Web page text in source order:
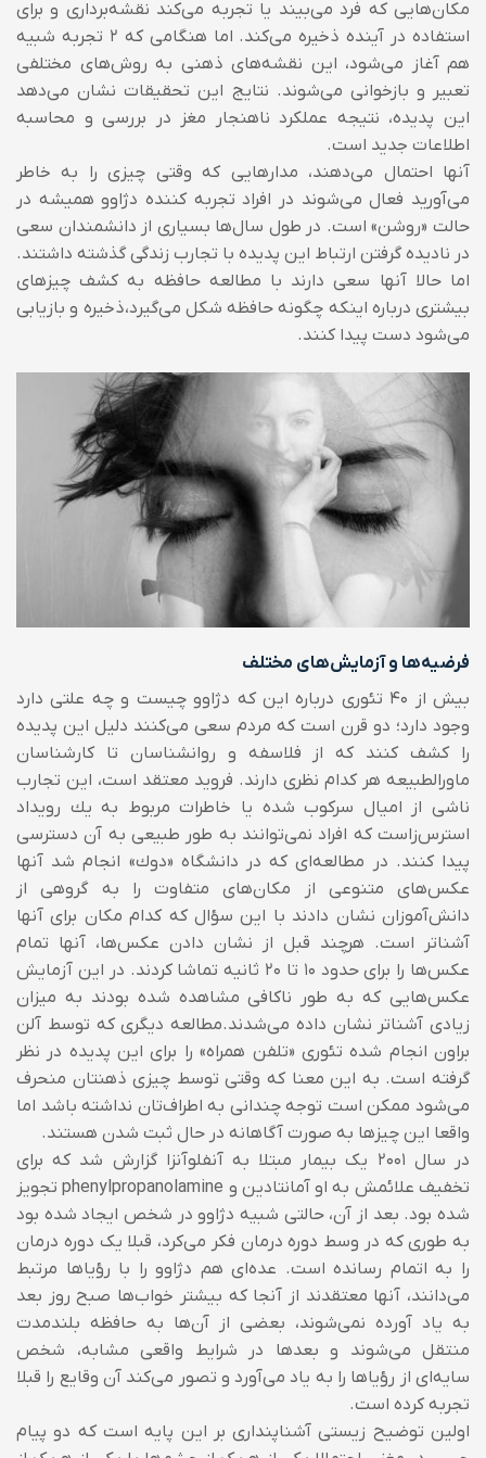
مكان‌هایی كه فرد می‌بیند یا تجربه می‌كند نقشه‌برداری و برای
استفاده در آینده ذخیره می‌کند. اما هنگامی که 2 تجربه شبیه
هم آغاز می‌شود، این نقشه‌های ذهنی به روش‌های مختلفی
تعبیر و بازخوانی می‌شوند. نتایج این تحقیقات نشان می‌دهد
این پدیده، نتیجه عملکرد ناهنجار مغز در بررسی و محاسبه
اطلاعات جدید است.
آنها احتمال می‌دهند، مدارهایی كه وقتی چیزی را به خاطر
می‌آورید فعال می‌شوند در افراد تجربه كننده دژاوو همیشه در
حالت «روشن» است. در طول سال‌ها بسیاری از دانشمندان سعی
در نادیده گرفتن ارتباط این پدیده با تجارب زندگی گذشته داشتند.
اما حالا آنها سعی دارند با مطالعه حافظه به كشف چیزهای
بیشتری درباره اینكه چگونه حافظه شكل می‌گیرد،‌ذخیره و بازیابی
می‌شود دست پیدا كنند.
فرضیه‌ها و آزمایش‌های مختلف
بیش از ۴۰ تئوری درباره این كه دژاوو چیست و چه علتی دارد
وجود دارد؛ دو قرن است كه مردم سعی می‌كنند دلیل این پدیده
را كشف كنند که از فلاسفه و روانشناسان تا كارشناسان
ماورالطبیعه هر كدام نظری دارند. فروید معتقد است، این تجارب
ناشی از امیال سركوب شده یا خاطرات مربوط به یك رویداد
استرس‌زاست كه افراد نمی‌توانند به طور طبیعی به آن دسترسی
پیدا كنند. در مطالعه‌ای كه در دانشگاه «دوك» انجام شد آنها
عكس‌های متنوعی از مكان‌های متفاوت را به گروهی از
دانش‌‌آموزان نشان دادند با این سؤال كه كدام مكان برای آنها
آشناتر است. هرچند قبل از نشان دادن عكس‌ها، آنها تمام
عكس‌ها را برای حدود 10 تا 20 ثانیه تماشا كردند. در این آزمایش
عكس‌هایی كه به طور ناكافی مشاهده شده بودند به میزان
زیادی آشناتر نشان داده می‌شدند.مطالعه دیگری كه توسط آلن
براون انجام شده تئوری «تلفن همراه» را برای این پدیده در نظر
گرفته است. به این معنا كه وقتی توسط چیزی ذهنتان منحرف
می‌شود ممكن است توجه چندانی به اطراف‌تان نداشته باشد اما
واقعا این چیزها به صورت آگاهانه در حال ثبت شدن هستند.
در سال ۲۰۰۱ یک بیمار مبتلا به آنفلوآنزا گزارش شد که برای
تخفیف علائمش به او آمانتادین و phenylpropanolamine تجویز
شده بود. بعد از آن، حالتی شبیه دژاوو در شخص ایجاد شده بود
به طوری که در وسط دوره درمان فکر می‌کرد، قبلا یک دوره درمان
را به اتمام رسانده است. عده‌ای هم دژاوو را با رؤیاها مرتبط
می‌دانند، آنها معتقدند از آنجا که بیشتر خواب‌ها صبح روز بعد
به یاد آورده نمی‌شوند، بعضی از آن‌ها به حافظه بلندمدت
منتقل می‌شوند و بعدها در شرایط واقعی مشابه، شخص
سایه‌ای از رؤیاها را به یاد می‌آورد و تصور می‌کند آن وقایع را قبلا
تجربه کرده است.
اولین توضیح زیستی آشناپنداری بر این پایه است که دو پیام